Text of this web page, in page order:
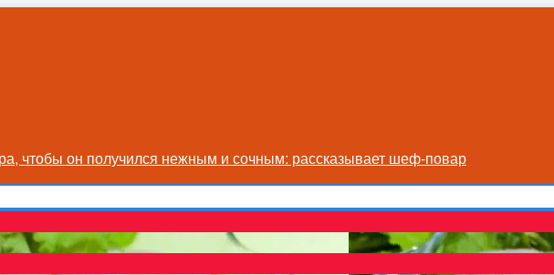
чтобы он получился нежным и сочным: рассказывает шеф-повар